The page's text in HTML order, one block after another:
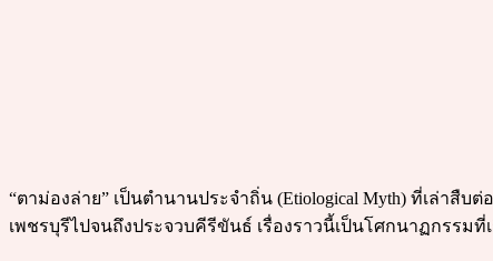
“ตาม่องล่าย” เป็นตำนานประจำถิ่น (Etiological Myth) ที่เล่า
เพชรบุรีไปจนถึงประจวบคีรีขันธ์ เรื่องราวนี้เป็นโศกนาฏกรร